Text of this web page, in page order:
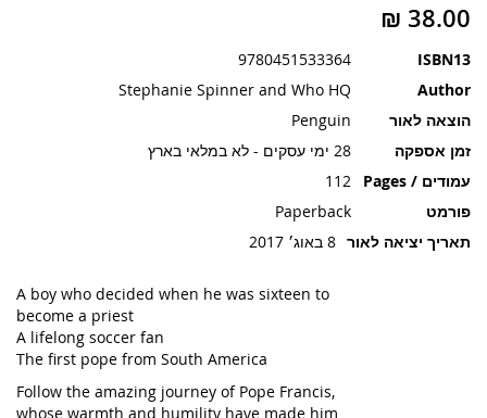
ISBN13
9780451533364
Author
Stephanie Spinner and Who HQ
הוצאה לאור
Penguin
זמן אספקה
28 ימי עסקים - לא במלאי בארץ
עמודים / Pages
112
פורמט
Paperback
תאריך יציאה לאור 8 באוג׳ 2017
A boy who decided when he was sixteen to
become a priest
A lifelong soccer fan
The first pope from South America
Follow the amazing journey of Pope Francis,
whose warmth and humility have made him
גלריית
תמונות